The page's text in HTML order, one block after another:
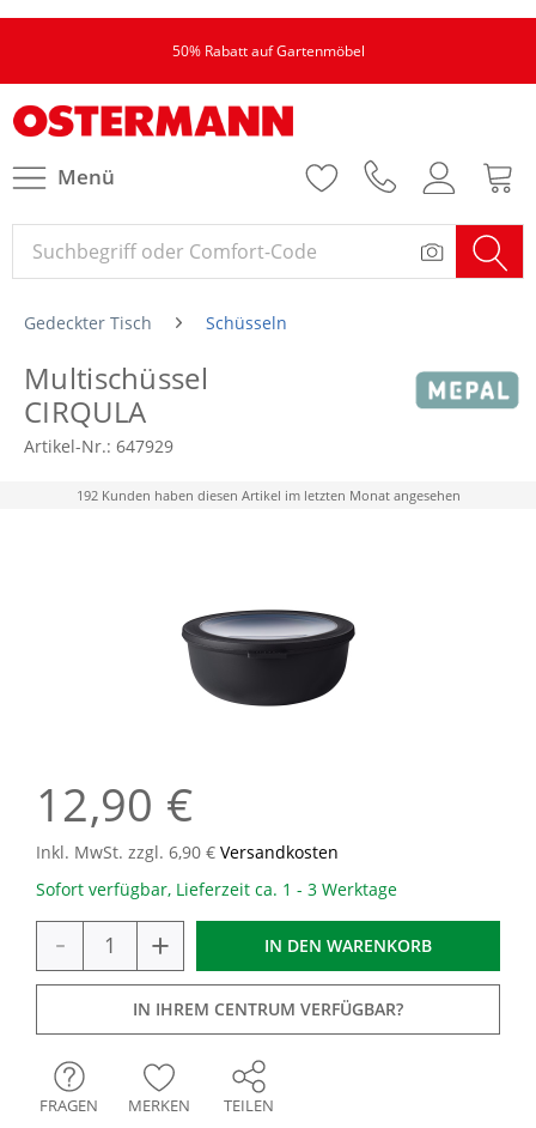
50% Rabatt auf Gartenmöbel
Menü
Gedeckter Tisch Schüsseln
Multischüssel
CIRQULA
Artikel-Nr.: 647929
192 Kunden haben diesen Artikel im letzten Monat angesehen
12,90 €
Inkl. MwSt. zzgl. 6,90 € Versandkosten
Sofort verfügbar, Lieferzeit ca. 1 - 3 Werktage
- + IN DEN WARENKORB
IN IHREM CENTRUM VERFÜGBAR?
FRAGEN MERKEN TEILEN